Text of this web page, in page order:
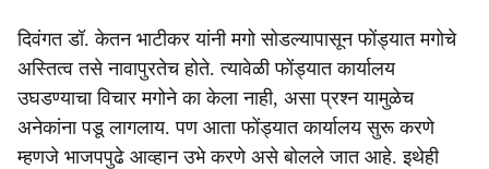
दिवंगत डॉ. केतन भाटीकर यांनी मगो सोडल्यापासून फोंड्यात मगोचे
अस्तित्व तसे नावापुरतेच होते. त्यावेळी फोंड्यात कार्यालय
उघडण्याचा विचार मगोने का केला नाही, असा प्रश्न यामुळेच
अनेकांना पडू लागलाय. पण आता फोंड्यात कार्यालय सुरू करणे
म्हणजे भाजपपुढे आव्हान उभे करणे असे बोलले जात आहे. इथेही